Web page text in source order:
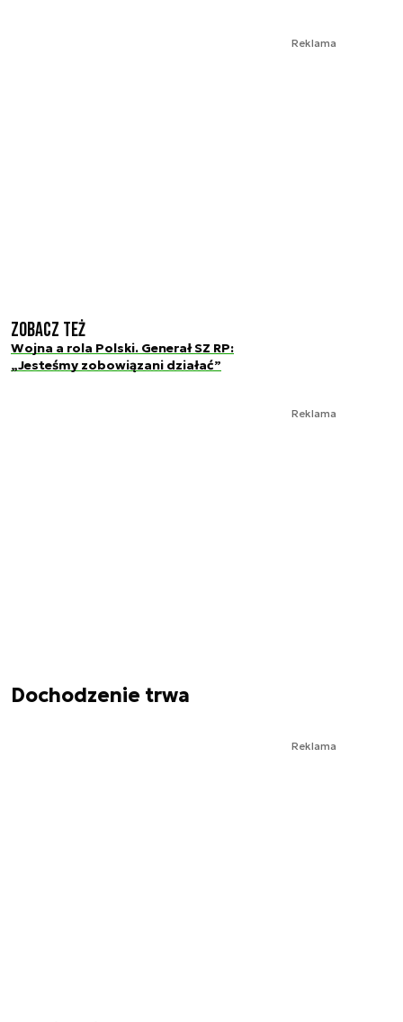
Reklama
Zobacz też
Wojna a rola Polski. Generał SZ RP:
„Jesteśmy zobowiązani działać”
Reklama
Dochodzenie trwa
Reklama